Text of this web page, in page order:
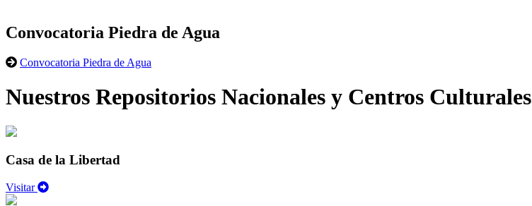
Convocatoria Piedra de Agua
Convocatoria Piedra de Agua
Nuestros Repositorios Nacionales y Centros Culturales
Casa de la Libertad
Visitar